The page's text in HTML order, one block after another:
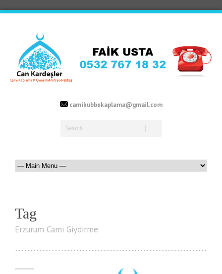
camikubbekaplama@gmail.com
Tag
Erzurum Cami Giydirme